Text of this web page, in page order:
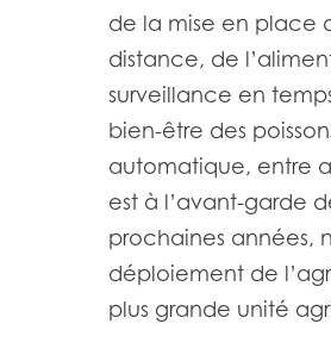
de la mise en place
distance, de
surveillance en
bien-être des
automatique, entre
est à l’avant-garde
prochaines années,
déploiement de
plus grande unité